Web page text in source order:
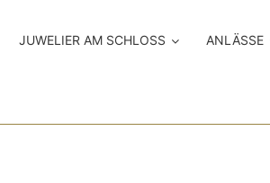
JUWELIER AM SCHLOSS ANLÄSSE